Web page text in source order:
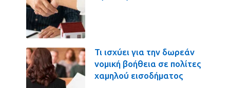
Τι ισχύει για την δωρεάν
νομική βοήθεια σε πολίτες
χαμηλού εισοδήματος